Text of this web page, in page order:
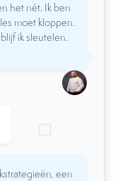
het nét. Ik ben
moet kloppen.
ik sleutelen.
een